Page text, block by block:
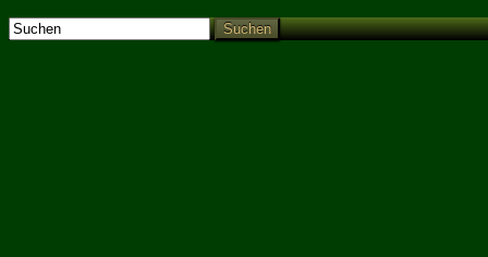
Suchen